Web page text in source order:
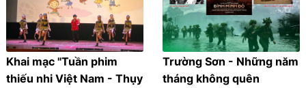
Khai mạc "Tuần phim
thiếu nhi Việt Nam - Thụy
Trường Sơn - Những năm
tháng không quên